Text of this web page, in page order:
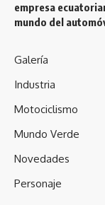
empresa
mundo del
Galería
Industria
Motociclismo
Mundo Verde
Novedades
Personaje